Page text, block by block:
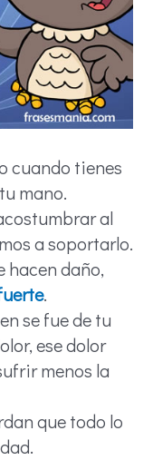
cuando tienes
mano.
al
a soportarlo.
hacen daño,
.
se fue de tu
ese dolor
menos la
que todo lo